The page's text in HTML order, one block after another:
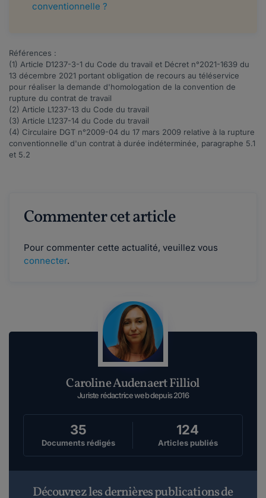
conventionnelle ?
Références :
(1) Article D1237-3-1 du Code du travail et Décret n°2021-1639 du
13 décembre 2021 portant obligation de recours au téléservice
pour réaliser la demande d'homologation de la convention de
rupture du contrat de travail
(2) Article L1237-13 du Code du travail
(3) Article L1237-14 du Code du travail
(4) Circulaire DGT n°2009-04 du 17 mars 2009 relative à la rupture
conventionnelle d'un contrat à durée indéterminée, paragraphe 5.1
et 5.2
Commenter cet article
Pour commenter cette actualité, veuillez vous
connecter.
Caroline Audenaert Filliol
Juriste rédactrice web depuis 2016
35
Documents rédigés
124
Articles publiés
Découvrez les dernières publications de